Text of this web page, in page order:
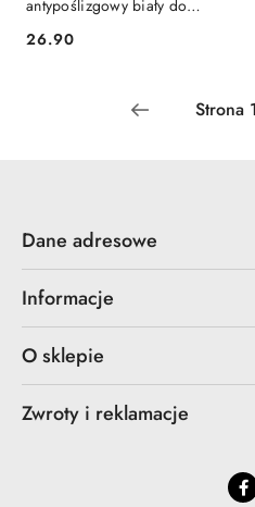
antypoślizgowy biały do
Cena:
26.90
Dane adresowe
Informacje
O sklepie
Zwroty i reklamacje